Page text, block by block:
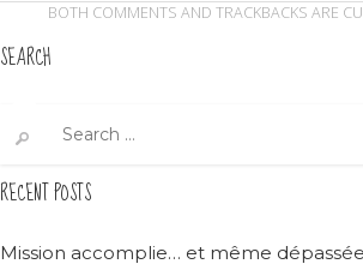
BOTH COMMENTS AND TRACKBACKS ARE
SEARCH
for:
RECENT POSTS
Mission accomplie… et même